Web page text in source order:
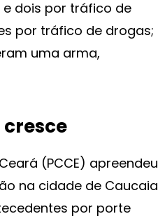
dois por tráfico de
por tráfico de drogas;
uma arma,
(PCCE) apreendeu
na cidade de Caucaia
por porte